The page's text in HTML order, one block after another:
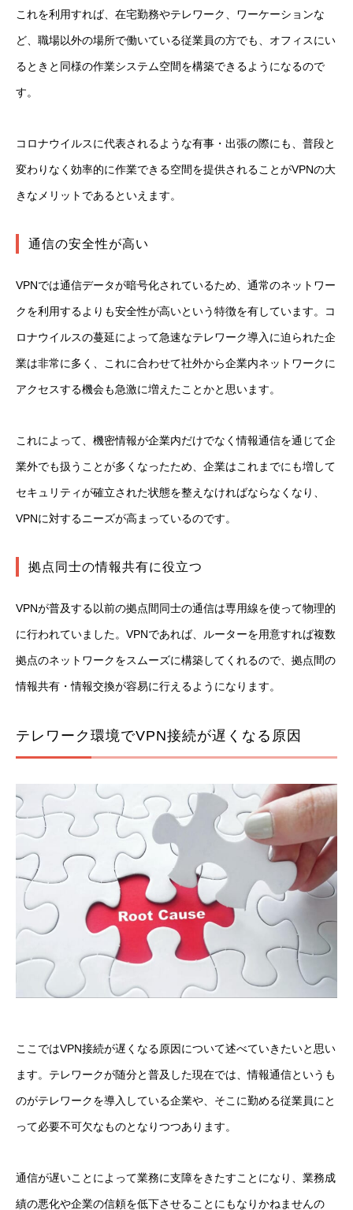
これを利用すれば、在宅勤務やテレワーク、ワーケーションな
ど、職場以外の場所で働いている従業員の方でも、オフィスにい
るときと同様の作業システム空間を構築できるようになるので
す。
コロナウイルスに代表されるような有事・出張の際にも、普段と
変わりなく効率的に作業できる空間を提供されることがVPNの大
きなメリットであるといえます。
通信の安全性が高い
VPNでは通信データが暗号化されているため、通常のネットワー
クを利用するよりも安全性が高いという特徴を有しています。コ
ロナウイルスの蔓延によって急速なテレワーク導入に迫られた企
業は非常に多く、これに合わせて社外から企業内ネットワークに
アクセスする機会も急激に増えたことかと思います。
これによって、機密情報が企業内だけでなく情報通信を通じて企
業外でも扱うことが多くなったため、企業はこれまでにも増して
セキュリティが確立された状態を整えなければならなくなり、
VPNに対するニーズが高まっているのです。
拠点同士の情報共有に役立つ
VPNが普及する以前の拠点間同士の通信は専用線を使って物理的
に行われていました。VPNであれば、ルーターを用意すれば複数
拠点のネットワークをスムーズに構築してくれるので、拠点間の
情報共有・情報交換が容易に行えるようになります。
テレワーク環境でVPN接続が遅くなる原因
ここではVPN接続が遅くなる原因について述べていきたいと思い
ます。テレワークが随分と普及した現在では、情報通信というも
のがテレワークを導入している企業や、そこに勤める従業員にと
って必要不可欠なものとなりつつあります。
通信が遅いことによって業務に支障をきたすことになり、業務成
績の悪化や企業の信頼を低下させることにもなりかねませんの